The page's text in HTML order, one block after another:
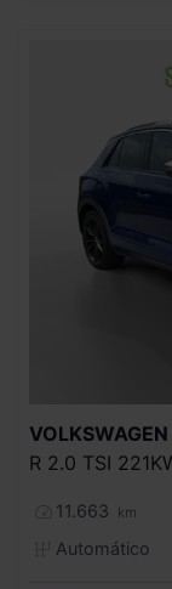
VOLKSWAGEN
11.663 km
Automático